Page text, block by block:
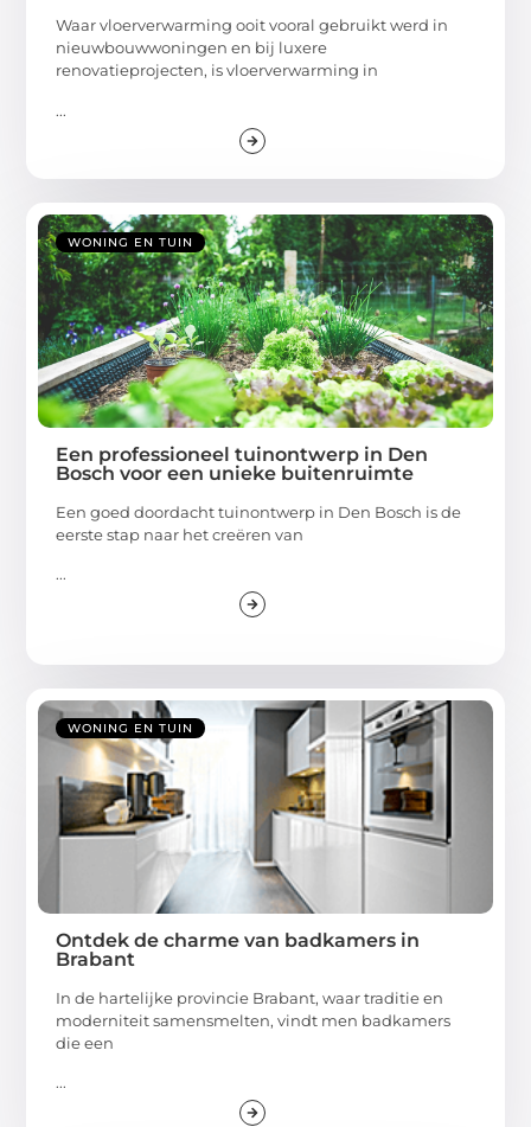
Waar vloerverwarming ooit vooral gebruikt werd in
nieuwbouwwoningen en bij luxere
renovatieprojecten, is vloerverwarming in
...
WONING EN TUIN
Een professioneel tuinontwerp in Den
Bosch voor een unieke buitenruimte
Een goed doordacht tuinontwerp in Den Bosch is de
eerste stap naar het creëren van
...
WONING EN TUIN
Ontdek de charme van badkamers in
Brabant
In de hartelijke provincie Brabant, waar traditie en
moderniteit samensmelten, vindt men badkamers
die een
...